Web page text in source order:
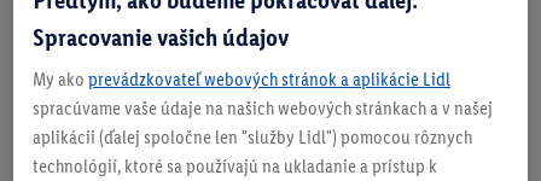
Na stiahnutie
Spracovanie vašich údajov
My ako prevádzkovateľ webových stránok a aplikácie Lidl
spracúvame vaše údaje na našich webových stránkach a v našej
aplikácii (ďalej spoločne len "služby Lidl") pomocou rôznych
technológií, ktoré sa používajú na ukladanie a prístup k